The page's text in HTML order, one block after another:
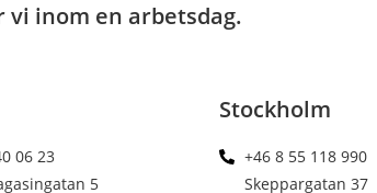
inom en arbetsdag.
06 23
5
Stockholm
+46 8 55 118 990
Skeppargatan 37